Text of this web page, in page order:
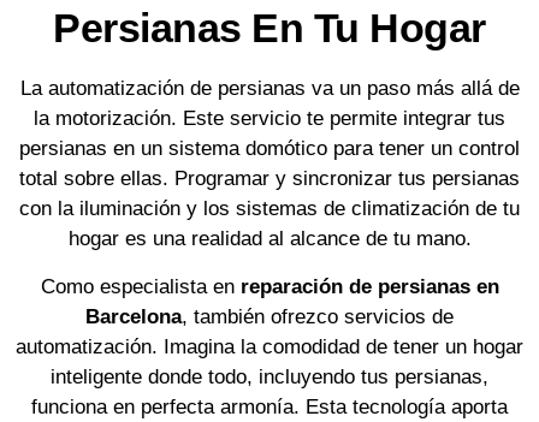
Persianas En Tu Hogar
La automatización de persianas va un paso más allá de
la motorización. Este servicio te permite integrar tus
persianas en un sistema domótico para tener un control
total sobre ellas. Programar y sincronizar tus persianas
con la iluminación y los sistemas de climatización de tu
hogar es una realidad al alcance de tu mano.
Como especialista en reparación de persianas en
Barcelona, también ofrezco servicios de
automatización. Imagina la comodidad de tener un hogar
inteligente donde todo, incluyendo tus persianas,
funciona en perfecta armonía. Esta tecnología aporta